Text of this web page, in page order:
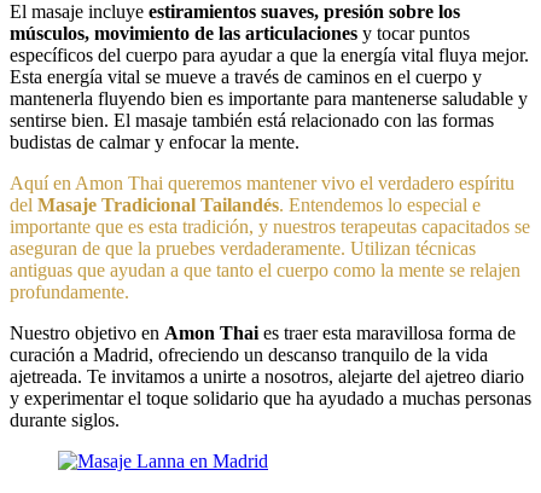
El masaje incluye estiramientos suaves, presión sobre los
músculos, movimiento de las articulaciones y tocar puntos
específicos del cuerpo para ayudar a que la energía vital fluya mejor.
Esta energía vital se mueve a través de caminos en el cuerpo y
mantenerla fluyendo bien es importante para mantenerse saludable y
sentirse bien. El masaje también está relacionado con las formas
budistas de calmar y enfocar la mente.
Aquí en Amon Thai queremos mantener vivo el verdadero espíritu
del Masaje Tradicional Tailandés. Entendemos lo especial e
importante que es esta tradición, y nuestros terapeutas capacitados se
aseguran de que la pruebes verdaderamente. Utilizan técnicas
antiguas que ayudan a que tanto el cuerpo como la mente se relajen
profundamente.
Nuestro objetivo en Amon Thai es traer esta maravillosa forma de
curación a Madrid, ofreciendo un descanso tranquilo de la vida
ajetreada. Te invitamos a unirte a nosotros, alejarte del ajetreo diario
y experimentar el toque solidario que ha ayudado a muchas personas
durante siglos.